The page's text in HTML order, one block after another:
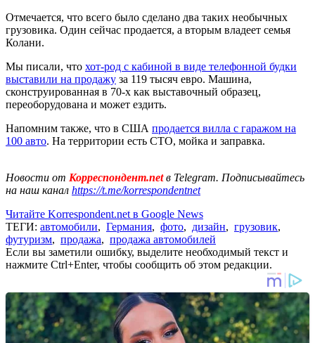
Отмечается, что всего было сделано два таких необычных
грузовика. Один сейчас продается, а вторым владеет семья
Колани.
Мы писали, что хот-род с кабиной в виде телефонной будки
выставили на продажу за 119 тысяч евро. Машина,
сконструированная в 70-х как выставочный образец,
переоборудована и может ездить.
Напомним также, что в США продается вилла с гаражом на
100 авто. На территории есть СТО, мойка и заправка.
Новости от Корреспондент.netв Telegram. Подписывайтесь
на наш канал https://t.me/korrespondentnet
Читайте Korrespondent.net в Google News
ТЕГИ: автомобили, Германия, фото, дизайн, грузовик,
футуризм, продажа, продажа автомобилей
Если вы заметили ошибку, выделите необходимый текст и
нажмите Ctrl+Enter, чтобы сообщить об этом редакции.